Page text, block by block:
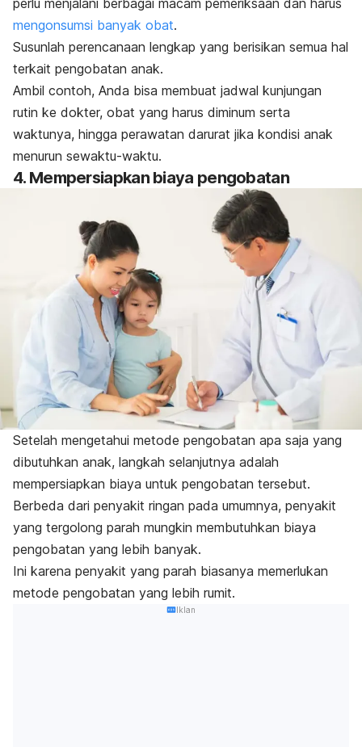
perlu menjalani berbagai macam pemeriksaan dan harus
mengonsumsi banyak obat.
Susunlah perencanaan lengkap yang berisikan semua hal
terkait pengobatan anak.
Ambil contoh, Anda bisa membuat jadwal kunjungan
rutin ke dokter, obat yang harus diminum serta
waktunya, hingga perawatan darurat jika kondisi anak
menurun sewaktu-waktu.
4. Mempersiapkan biaya pengobatan
Setelah mengetahui metode pengobatan apa saja yang
dibutuhkan anak, langkah selanjutnya adalah
mempersiapkan biaya untuk pengobatan tersebut.
Berbeda dari penyakit ringan pada umumnya, penyakit
yang tergolong parah mungkin membutuhkan biaya
pengobatan yang lebih banyak.
Ini karena penyakit yang parah biasanya memerlukan
metode pengobatan yang lebih rumit.
Iklan